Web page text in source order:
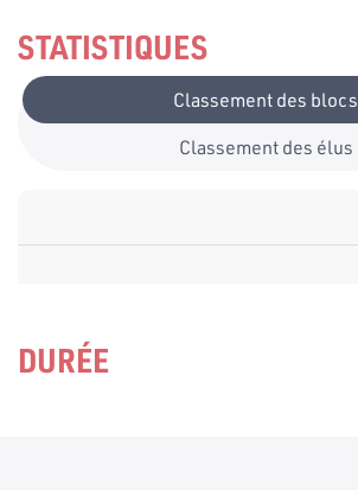
STATISTIQUES
Classement des blocs
Classement des élus
DURÉE